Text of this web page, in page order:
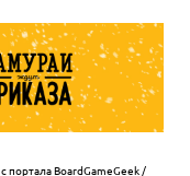
с портала BoardGameGeek /